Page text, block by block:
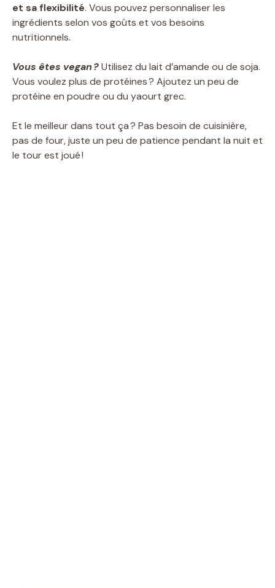
et sa flexibilité. Vous pouvez personnaliser les
ingrédients selon vos goûts et vos besoins
nutritionnels.
Vous êtes vegan ?Utilisez du lait d’amande ou de soja.
Vous voulez plus de protéines ? Ajoutez un peu de
protéine en poudre ou du yaourt grec.
Et le meilleur dans tout ça ? Pas besoin de cuisinière,
pas de four, juste un peu de patience pendant la nuit et
le tour est joué !